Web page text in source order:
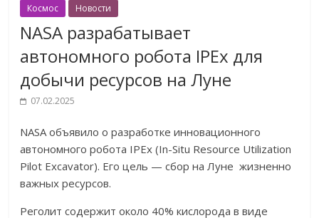
Космос Новости
NASA разрабатывает
автономного робота IPEx для
добычи ресурсов на Луне
07.02.2025
NASA объявило о разработке инновационного
автономного робота IPEx (In-Situ Resource Utilization
Pilot Excavator). Его цель — сбор на Луне жизненно
важных ресурсов.
Реголит содержит около 40% кислорода в виде